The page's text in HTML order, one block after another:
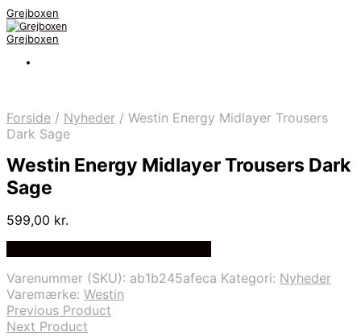
Grejboxen
Grejboxen
Forside / Nyheder / Westin Energy Midlayer Trousers
Dark Sage
Westin Energy Midlayer Trousers Dark
Sage
599,00 kr.
Varenummer (SKU): ab1b245afeca Kategori: Nyheder
Varemærke: Westin
Previous Product
Next Product